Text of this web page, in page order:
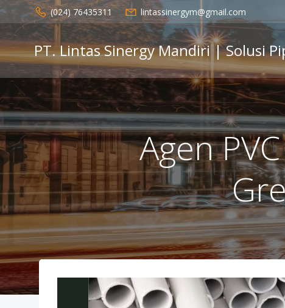
Skip
to
content
(024) 76435311 lintassinergym@gmail.com
PT. Lintas Sinergy Mandiri | Solusi
Agen